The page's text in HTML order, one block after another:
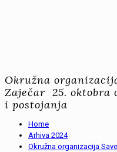
Okružna
Zaječar 25. oktobra
i postojanja
Home
Arhiva 2024
Okružna organizacija